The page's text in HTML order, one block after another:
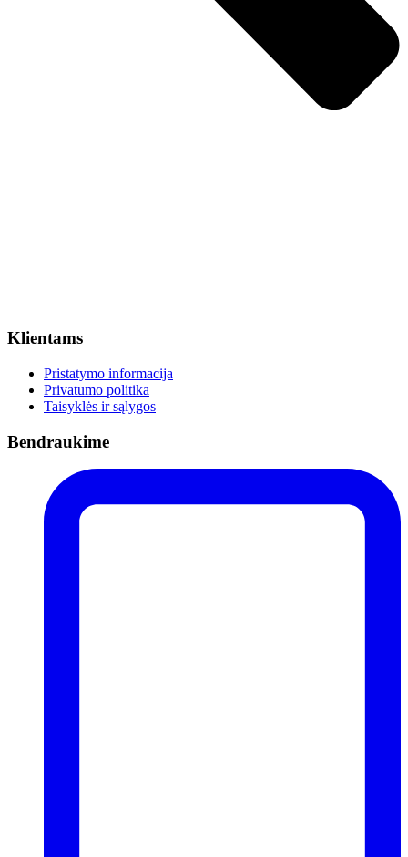
Klientams
Pristatymo informacija
Privatumo politika
Taisyklės ir sąlygos
Bendraukime